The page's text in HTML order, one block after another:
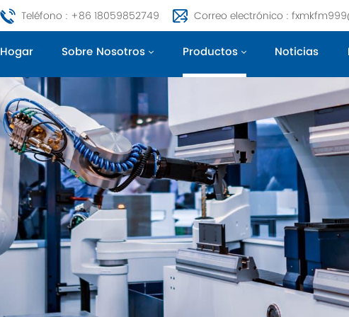
Teléfono : +86 18059852749 Correo electrónico :
Hogar Sobre Nosotros Productos Noticias